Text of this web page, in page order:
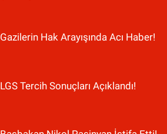
Gazilerin Hak Arayışında Acı Haber!
LGS Tercih Sonuçları Açıklandı!